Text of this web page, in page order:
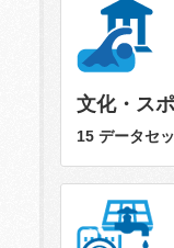
文化・ス
15 データセ